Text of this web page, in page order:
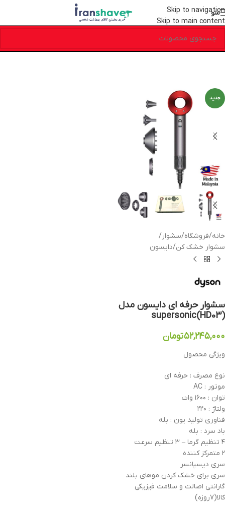
Skip to navigation
Skip to main content
منو
جدید
خانه/فروشگاه/سشوار/
سشوار خشک کن/دایسون
سشوار حرفه ای دایسون مدل
supersonic(HD03)
۵۲,۲۴۵,۰۰۰تومان
ویژگی محصول
نوع مصرف : حرفه ای
موتور : AC
توان : ۱۶۰۰ وات
ولتاژ : ۲۲۰
فناوری تولید یون : بله
باد سرد : بله
۴ تنظیم گرما – ۳ تنظیم سرعت
۲ متمرکز کننده
سری دیسپانسر
سری برای خشک کردن موهای بلند
گارانتی اصالت و سلامت فیزیکی
کالا(۷روزه)